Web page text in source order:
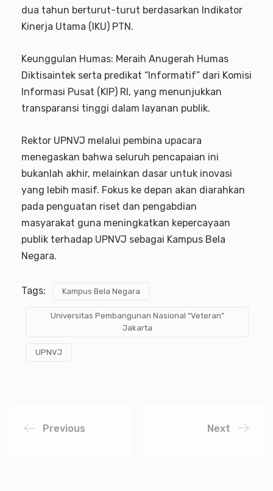
dua tahun berturut-turut berdasarkan Indikator
Kinerja Utama (IKU) PTN.
Keunggulan Humas: Meraih Anugerah Humas
Diktisaintek serta predikat “Informatif” dari Komisi
Informasi Pusat (KIP) RI, yang menunjukkan
transparansi tinggi dalam layanan publik.
Rektor UPNVJ melalui pembina upacara
menegaskan bahwa seluruh pencapaian ini
bukanlah akhir, melainkan dasar untuk inovasi
yang lebih masif. Fokus ke depan akan diarahkan
pada penguatan riset dan pengabdian
masyarakat guna meningkatkan kepercayaan
publik terhadap UPNVJ sebagai Kampus Bela
Negara.
Tags: Kampus Bela Negara
Universitas Pembangunan Nasional “Veteran”
Jakarta
UPNVJ
Previous Next